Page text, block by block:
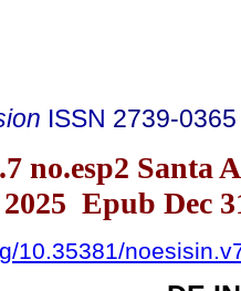
ISSN 2739-0365
no.esp2 Santa
Epub Dec
10.35381/